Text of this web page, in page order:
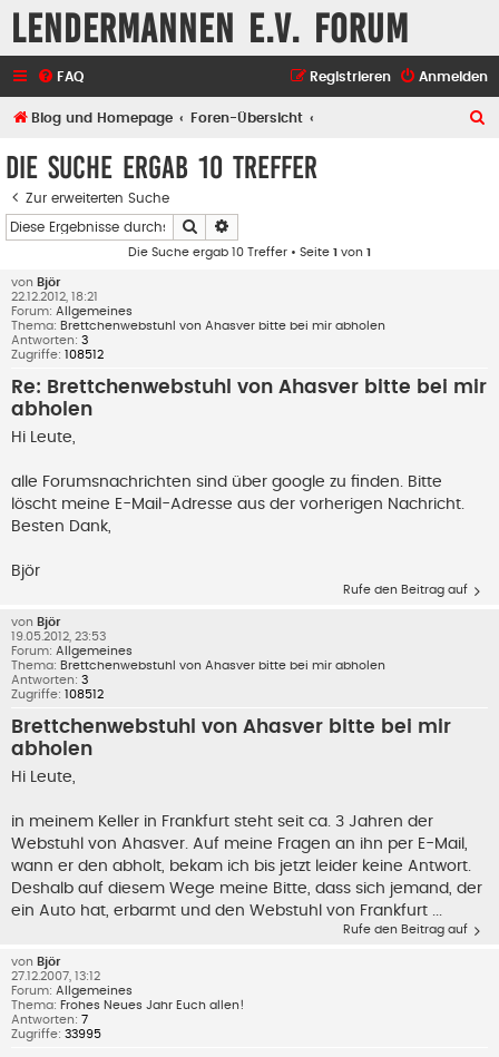
Lendermannen e.V. Forum
FAQ Anmelden
Registrieren
Blog und Homepage Foren-Übersicht
Die Suche ergab 10 Treffer
Zur erweiterten Suche
Suche
Die Suche ergab 10 Treffer • Seite 1 von 1
von Björ
22.12.2012, 18:21
Forum: Allgemeines
Thema: Brettchenwebstuhl von Ahasver bitte bei mir abholen
Antworten: 3
Zugriffe:
108512
Re: Brettchenwebstuhl von Ahasver bitte bei mir
abholen
Hi Leute,
alle Forumsnachrichten sind über google zu finden. Bitte
löscht meine E-Mail-Adresse aus der vorherigen Nachricht.
Besten Dank,
Björ
Rufe den Beitrag auf
von Björ
19.05.2012, 23:53
Forum: Allgemeines
Thema: Brettchenwebstuhl von Ahasver bitte bei mir abholen
Antworten: 3
Zugriffe:
108512
Brettchenwebstuhl von Ahasver bitte bei mir
abholen
Hi Leute,
in meinem Keller in Frankfurt steht seit ca. 3 Jahren der
Webstuhl von Ahasver. Auf meine Fragen an ihn per E-Mail,
wann er den abholt, bekam ich bis jetzt leider keine Antwort.
Deshalb auf diesem Wege meine Bitte, dass sich jemand, der
ein Auto hat, erbarmt und den Webstuhl von Frankfurt ...
Rufe den Beitrag auf
von Björ
27.12.2007, 13:12
Forum: Allgemeines
Thema: Frohes Neues Jahr Euch allen!
Antworten: 7
Zugriffe: 33995